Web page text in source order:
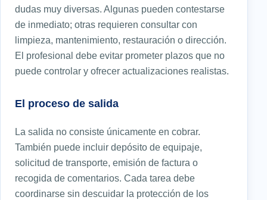
dudas muy diversas. Algunas pueden contestarse
de inmediato; otras requieren consultar con
limpieza, mantenimiento, restauración o dirección.
El profesional debe evitar prometer plazos que no
puede controlar y ofrecer actualizaciones realistas.
El proceso de salida
La salida no consiste únicamente en cobrar.
También puede incluir depósito de equipaje,
solicitud de transporte, emisión de factura o
recogida de comentarios. Cada tarea debe
coordinarse sin descuidar la protección de los